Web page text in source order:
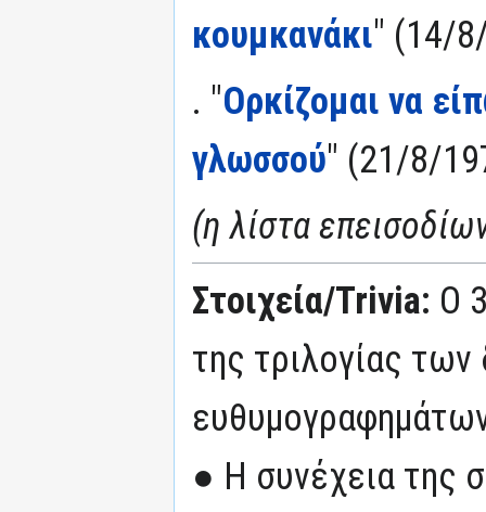
κουμκανάκι" (14/
. "Ορκίζομαι να
γλωσσού" (21/8/
(η λίστα
Στοιχεία/Trivia: Ο
της τριλογίας των
● Η συνέχεια της